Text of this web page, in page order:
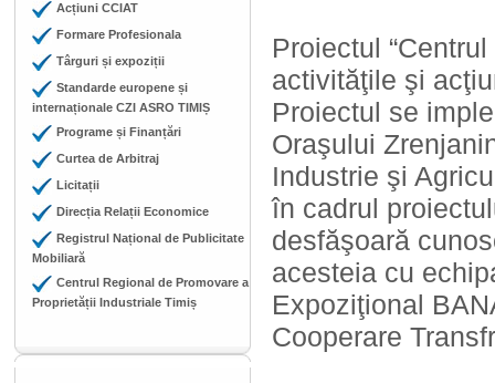
Acțiuni CCIAT
Formare Profesionala
Târguri și expoziții
Standarde europene și
internaționale CZI ASRO TIMIȘ
Programe și Finanțări
Curtea de Arbitraj
Licitații
Direcția Relații Economice
Registrul Național de Publicitate
Mobiliară
Centrul Regional de Promovare a
Proprietății Industriale Timiș
Proiectul
activităţile şi
Proiectul se
Oraşului
Industrie şi
în cadrul
desfăşoară
acesteia cu
Expoziţional
Cooperare